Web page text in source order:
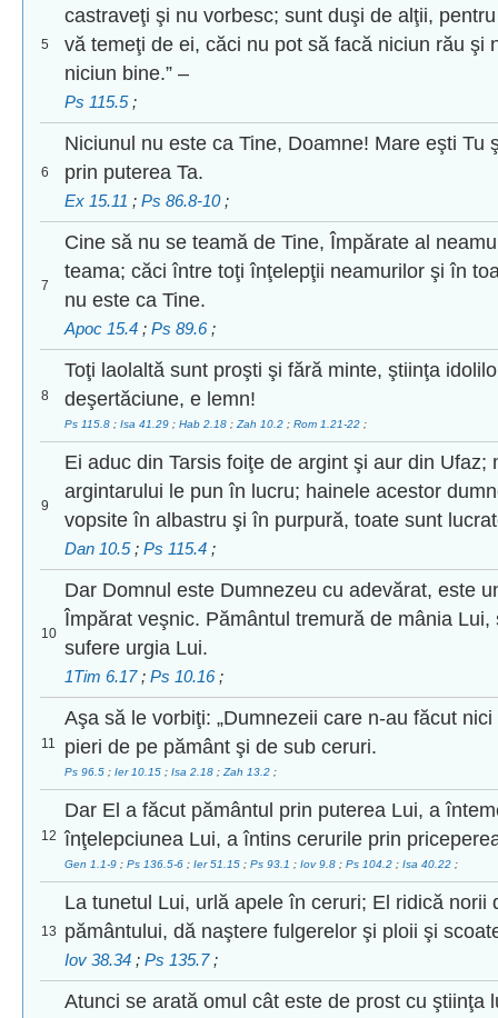
5
castraveţi şi nu vorbesc; sunt duşi de alţii,
vă temeţi de ei, căci nu pot să facă niciun rău şi
niciun bine.” –
Ps 115.5 ;
6
Niciunul nu este ca Tine, Doamne! Mare eşti Tu
prin puterea Ta.
Ex 15.11 ; Ps 86.8-10 ;
7
Cine să nu se teamă de Tine, Împărate al
teama; căci între toţi înţelepţii neamurilor şi în
nu este ca Tine.
Apoc 15.4 ; Ps 89.6 ;
8
Toţi laolaltă sunt proşti şi fără minte, ştiinţa
deşertăciune, e lemn!
Ps 115.8 ; Isa 41.29 ; Hab 2.18 ; Zah 10.2 ; Rom 1.21-22 ;
9
Ei aduc din Tarsis foiţe de argint şi aur din Ufaz;
argintarului le pun în lucru; hainele acestor
vopsite în albastru şi în purpură, toate sunt
Dan 10.5 ; Ps 115.4 ;
10
Dar Domnul este Dumnezeu cu adevărat, este
Împărat veşnic. Pământul tremură de mânia
sufere urgia Lui.
1Tim 6.17 ; Ps 10.16 ;
11
Aşa să le vorbiţi: „Dumnezeii care n-au făcut
pieri de pe pământ şi de sub ceruri.
Ps 96.5 ; Ier 10.15 ; Isa 2.18 ; Zah 13.2 ;
12
Dar El a făcut pământul prin puterea Lui, a
înţelepciunea Lui, a întins cerurile prin
Gen 1.1-9 ; Ps 136.5-6 ; Ier 51.15 ; Ps 93.1 ; Iov 9.8 ; Ps 104.2 ; Isa 40.22 ;
13
La tunetul Lui, urlă apele în ceruri; El ridică norii
pământului, dă naştere fulgerelor şi ploii şi
Iov 38.34 ; Ps 135.7 ;
Atunci se arată omul cât este de prost cu ştiinţa